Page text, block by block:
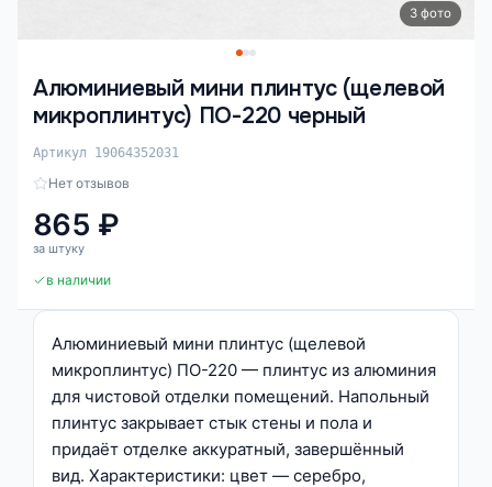
3 фото
Алюминиевый мини плинтус (щелевой
микроплинтус) ПО-220 черный
Артикул 19064352031
Нет отзывов
865 ₽
за штуку
в наличии
Алюминиевый мини плинтус (щелевой
микроплинтус) ПО-220 — плинтус из алюминия
для чистовой отделки помещений. Напольный
плинтус закрывает стык стены и пола и
придаёт отделке аккуратный, завершённый
вид. Характеристики: цвет — серебро,